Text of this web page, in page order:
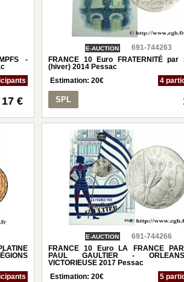
-
17 €
E-AUCTION
691-744263
FRANCE 10 Euro FRATERNITÉ par
(hiver) 2014 Pessac
Estimation:20€ 4
SPL
E-AUCTION
691-744266
FRANCE 10 Euro LA FRANCE
PAUL GAULTIER -
VICTORIEUSE 2017 Pessac
Estimation:20€ 5